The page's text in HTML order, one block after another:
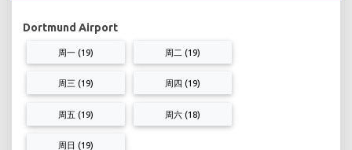
Dortmund Airport
周一 (19) 周二 (19)
周三 (19) 周四 (19)
周五 (19) 周六 (18)
周日 (19)